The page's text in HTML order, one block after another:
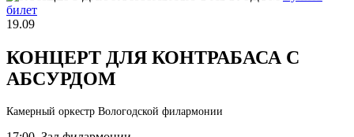
билет
19.09
КОНЦЕРТ ДЛЯ КОНТРАБАСА С
АБСУРДОМ
Камерный оркестр Вологодской филармонии